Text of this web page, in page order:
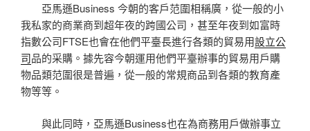
亞馬遜Business 今朝的客戶范圍相稱廣，從一般的小
我私家的商業商到超年夜的跨國公司，甚至年夜到如富時
指數公司FTSE也會在他們平臺長進行各類的貿易用設立公
司品的采購。據先容今朝運用他們平臺辦事的貿易用戶購
物品類范圍很是普遍，從一般的常規商品到各類的教育產
物等等。
與此同時，亞馬遜Business也在為商務用戶做辦事立